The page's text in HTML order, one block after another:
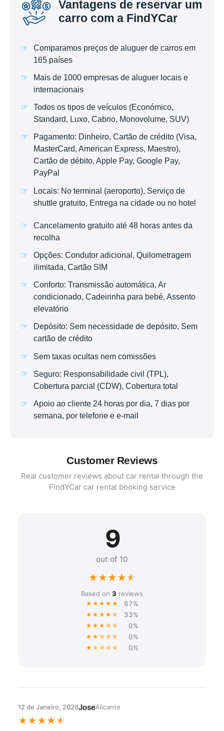
Vantagens de reservar um
carro com a FindYCar
Comparamos preços de aluguer de carros em
165 países
Mais de 1000 empresas de aluguer locais e
internacionais
Todos os tipos de veículos (Económico,
Standard, Luxo, Cabrio, Monovolume, SUV)
Pagamento: Dinheiro, Cartão de crédito (Visa,
MasterCard, American Express, Maestro),
Cartão de débito, Apple Pay, Google Pay,
PayPal
Locais: No terminal (aeroporto), Serviço de
shuttle gratuito, Entrega na cidade ou no hotel
Cancelamento gratuito até 48 horas antes da
recolha
Opções: Condutor adicional, Quilometragem
ilimitada, Cartão SIM
Conforto: Transmissão automática, Ar
condicionado, Cadeirinha para bebé, Assento
elevatório
Depósito: Sem necessidade de depósito, Sem
cartão de crédito
Sem taxas ocultas nem comissões
Seguro: Responsabilidade civil (TPL),
Cobertura parcial (CDW), Cobertura total
Apoio ao cliente 24 horas por dia, 7 dias por
semana, por telefone e e-mail
Customer Reviews
Real customer reviews about car rental through the
FindYCar car rental booking service
9
out of 10
★★★★★
Based on 3 reviews
★★★★★ 67%
★★★★☆ 33%
★★★☆☆ 0%
★★☆☆☆ 0%
★☆☆☆☆ 0%
12 de Janeiro, 2026JoseAlicante
★★★★★